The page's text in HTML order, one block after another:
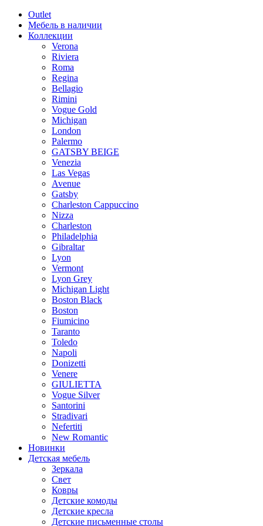
Outlet
Мебель в наличии
Коллекции
Verona
Riviera
Roma
Regina
Bellagio
Rimini
Vogue Gold
Michigan
London
Palermo
GATSBY BEIGE
Venezia
Las Vegas
Avenue
Gatsby
Charleston Cappuccino
Nizza
Charleston
Philadelphia
Gibraltar
Lyon
Vermont
Lyon Grey
Michigan Light
Boston Black
Boston
Fiumicino
Taranto
Toledo
Napoli
Donizetti
Venere
GIULIETTA
Vogue Silver
Santorini
Stradivari
Nefertiti
New Romantic
Новинки
Детская мебель
Зеркала
Свет
Ковры
Детские комоды
Детские кресла
Детские письменные столы